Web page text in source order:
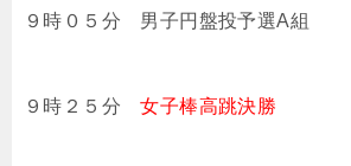
９時０５分 男子円盤投予選A組
９時２５分女子棒高跳決勝